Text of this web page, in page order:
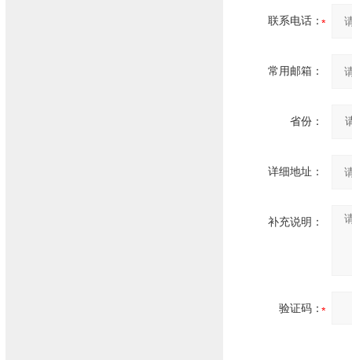
联系电话：
常用邮箱：
省份：
详细地址：
补充说明：
验证码：